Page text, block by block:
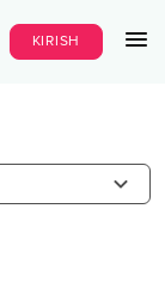
KIRISH